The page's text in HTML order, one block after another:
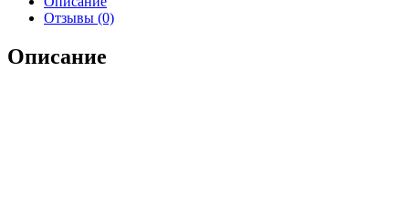
Отзывы (0)
Описание